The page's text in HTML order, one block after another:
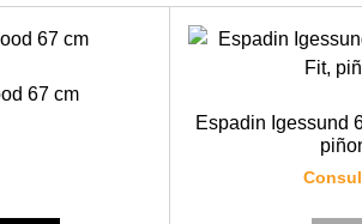
67 cm
Espadin Igessund